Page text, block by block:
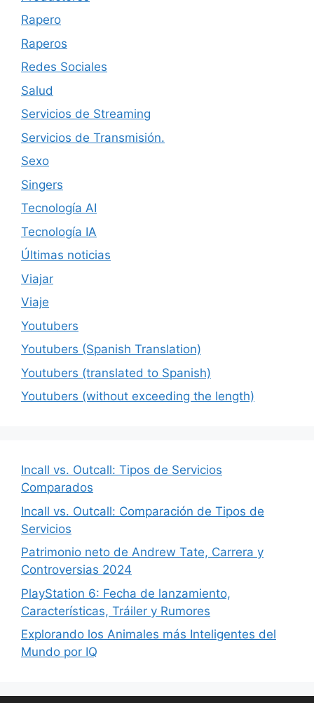
Rapero
Raperos
Redes Sociales
Salud
Servicios de Streaming
Servicios de Transmisión.
Sexo
Singers
Tecnología AI
Tecnología IA
Últimas noticias
Viajar
Viaje
Youtubers
Youtubers (Spanish Translation)
Youtubers (translated to Spanish)
Youtubers (without exceeding the length)
Incall vs. Outcall: Tipos de Servicios
Comparados
Incall vs. Outcall: Comparación de Tipos de
Servicios
Patrimonio neto de Andrew Tate, Carrera y
Controversias 2024
PlayStation 6: Fecha de lanzamiento,
Características, Tráiler y Rumores
Explorando los Animales más Inteligentes del
Mundo por IQ